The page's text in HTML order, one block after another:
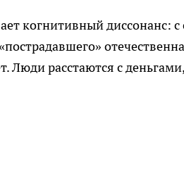
когнитивный диссонанс:
Люди расстаются с